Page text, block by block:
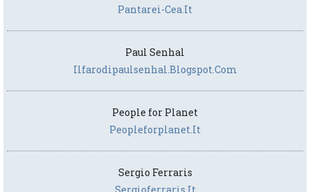
Pantarei-Cea.it
Paul Senhal
Ilfarodipaulsenhal.blogspot.com
People for Planet
Peopleforplanet.it
Sergio Ferraris